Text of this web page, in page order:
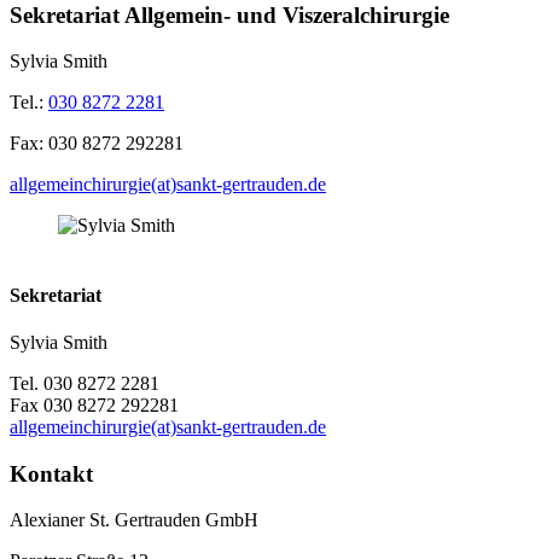
Sekretariat Allgemein- und Viszeralchirurgie
Sylvia Smith
Tel.: 030 8272 2281
Fax: 030 8272 292281
allgemeinchirurgie(at)sankt-gertrauden.de
Sekretariat
Sylvia Smith
Tel. 030 8272 2281
Fax 030 8272 292281
allgemeinchirurgie(at)sankt-gertrauden.de
Kontakt
Alexianer St. Gertrauden GmbH